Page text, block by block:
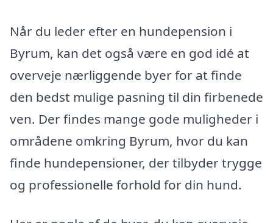
Når du leder efter en hundepension i
Byrum, kan det også være en god idé at
overveje nærliggende byer for at finde
den bedst mulige pasning til din firbenede
ven. Der findes mange gode muligheder i
områdene omkring Byrum, hvor du kan
finde hundepensioner, der tilbyder trygge
og professionelle forhold for din hund.